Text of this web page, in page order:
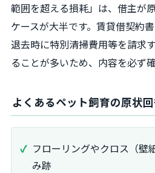
範囲を超える損耗」は、借主が
ケースが大半です。賃貸借契約
退去時に特別清掃費用等を請求
ることが多いため、内容を必ず
よくあるペット飼育の原状
フローリングやクロス（壁
み跡